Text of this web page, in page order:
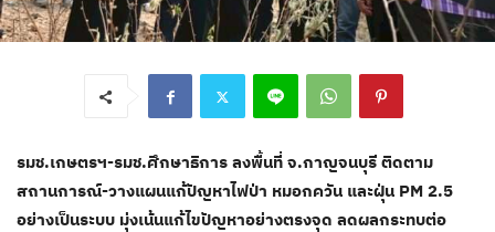
รมช.เกษตรฯ-รมช.ศึกษาธิการ ลงพื้นที่ จ.กาญจนบุรี ติดตาม
สถานการณ์-วางแผนแก้ปัญหาไฟป่า หมอกควัน และฝุ่น PM 2.5
อย่างเป็นระบบ มุ่งเน้นแก้ไขปัญหาอย่างตรงจุด ลดผลกระทบต่อ